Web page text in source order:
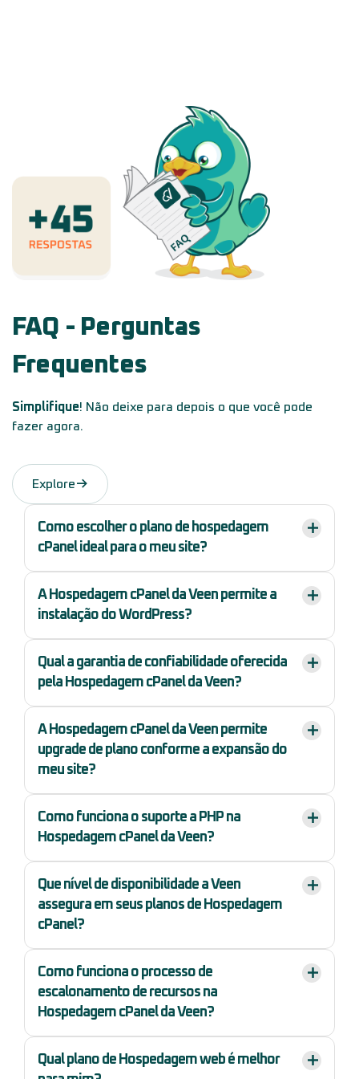
FAQ - Perguntas
Frequentes
Simplifique! Não deixe para depois o que você pode
fazer agora.
Explore
Como escolher o plano de hospedagem
cPanel ideal para o meu site?
A Hospedagem cPanel da Veen permite a
instalação do WordPress?
Qual a garantia de confiabilidade oferecida
pela Hospedagem cPanel da Veen?
A Hospedagem cPanel da Veen permite
upgrade de plano conforme a expansão do
meu site?
Como funciona o suporte a PHP na
Hospedagem cPanel da Veen?
Que nível de disponibilidade a Veen
assegura em seus planos de Hospedagem
cPanel?
Como funciona o processo de
escalonamento de recursos na
Hospedagem cPanel da Veen?
Qual plano de Hospedagem web é melhor